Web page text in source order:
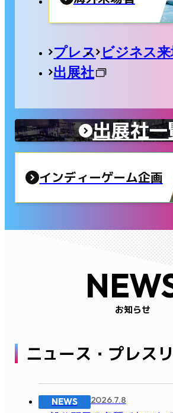
プレス ビジネス
出展社
出展社一
インディーゲーム企画
お知らせ
ニュース・プレス
NEWS 2026.7.8